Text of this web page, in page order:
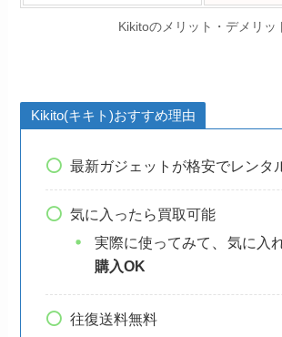
Kikitoのメリット・デメリッ
Kikito(キキト)おすすめ理由
最新ガジェットが格安でレンタ
気に入ったら買取可能
実際に使ってみて 、 気に入
購入OK
往復送料無料